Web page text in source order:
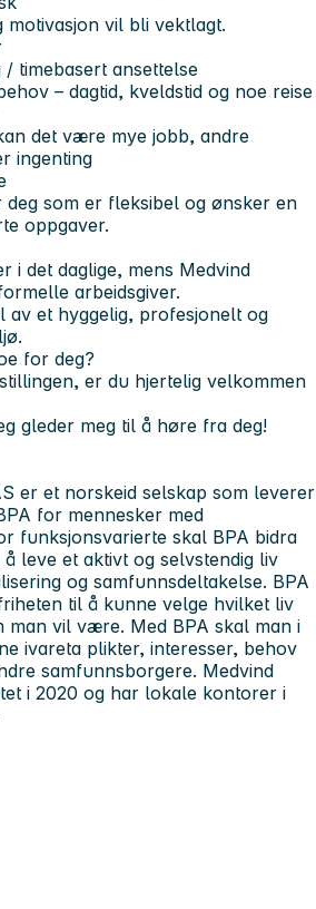
motivasjon vil bli vektlagt.
timebasert ansettelse
– dagtid, kveldstid og noe reise
det være mye jobb, andre
ingenting
som er fleksibel og ønsker en
oppgaver.
i det daglige, mens Medvind
arbeidsgiver.
av et hyggelig, profesjonelt og
for deg?
er du hjertelig velkommen
gleder meg til å høre fra deg!
er et norskeid selskap som leverer
for mennesker med
funksjonsvarierte skal BPA bidra
leve et aktivt og selvstendig liv
og samfunnsdeltakelse. BPA
til å kunne velge hvilket liv
man vil være. Med BPA skal man i
ivareta plikter, interesser, behov
samfunnsborgere. Medvind
i 2020 og har lokale kontorer i